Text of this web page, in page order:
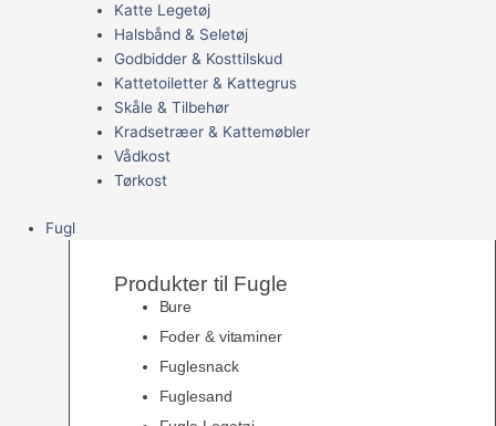
Katte Legetøj
Halsbånd & Seletøj
Godbidder & Kosttilskud
Kattetoiletter & Kattegrus
Skåle & Tilbehør
Kradsetræer & Kattemøbler
Vådkost
Tørkost
Fugl
Produkter til Fugle
Bure
Foder & vitaminer
Fuglesnack
Fuglesand